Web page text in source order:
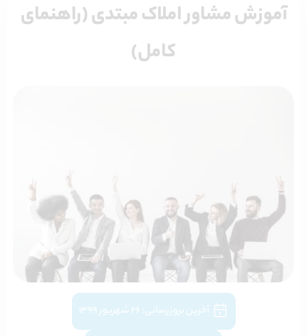
آموزش مشاور املاک مبتدی (راهنمای
کامل)
آخرین بروزرسانی:۲۶ شهریور ۱۳۹۹